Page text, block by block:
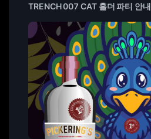
TRENCH 007 CAT 홀더 파티 안내